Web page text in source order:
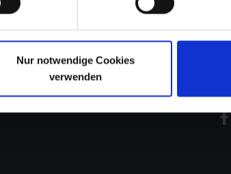
Nur notwendige Cookies
verwenden
Kontakt
AGB
Datenschutzerklärung